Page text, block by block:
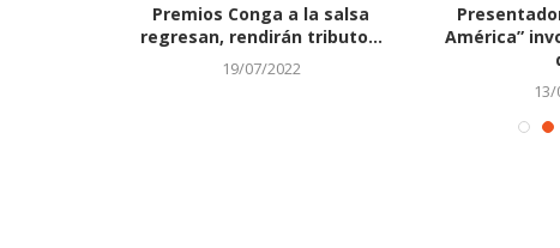
Premios Conga a la salsa
regresan, rendirán tributo...
19/07/2022
América”